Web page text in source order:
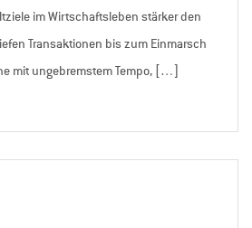
im Wirtschaftsleben stärker den
Transaktionen bis zum Einmarsch
mit ungebremstem Tempo, […]